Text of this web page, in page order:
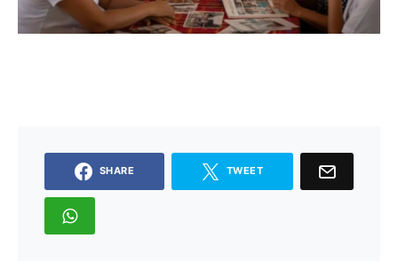
SHARE TWEET